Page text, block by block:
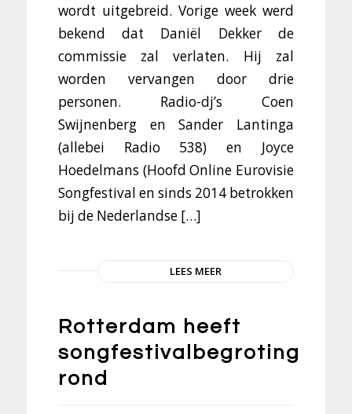
wordt uitgebreid. Vorige week werd
bekend dat Daniël Dekker de
commissie zal verlaten. Hij zal
worden vervangen door drie
personen. Radio-dj’s Coen
Swijnenberg en Sander Lantinga
(allebei Radio 538) en Joyce
Hoedelmans (Hoofd Online Eurovisie
Songfestival en sinds 2014 betrokken
bij de Nederlandse […]
LEES MEER
Rotterdam heeft
songfestivalbegroting
rond